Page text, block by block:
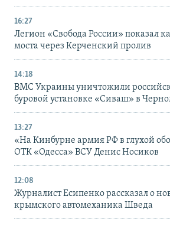
16:27
Легион «Свобода России» показал
моста через Керченский пролив
14:18
ВМС Украины уничтожили
буровой установке «Сиваш» в
13:27
«На Кинбурне армия РФ в глухой
ОТК «Одесса» ВСУ Денис Носиков
12:08
Журналист Есипенко рассказал о
крымского автомеханика Шведа